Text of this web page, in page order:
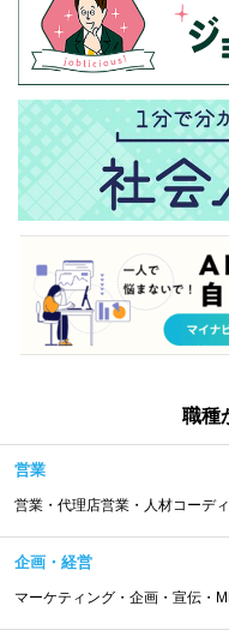
職種
営業
営業・代理店営業・人材コーデ
企画・経営
マーケティング・企画・宣伝・